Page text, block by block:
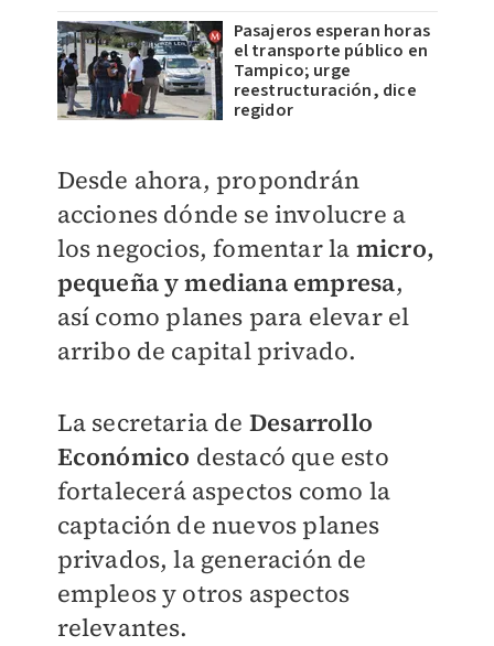
Pasajeros esperan horas
el transporte público en
Tampico; urge
reestructuración, dice
regidor
Desde ahora, propondrán
acciones dónde se involucre a
los negocios, fomentar la micro,
pequeña y mediana empresa,
así como planes para elevar el
arribo de capital privado.
La secretaria de Desarrollo
Económico destacó que esto
fortalecerá aspectos como la
captación de nuevos planes
privados, la generación de
empleos y otros aspectos
relevantes.